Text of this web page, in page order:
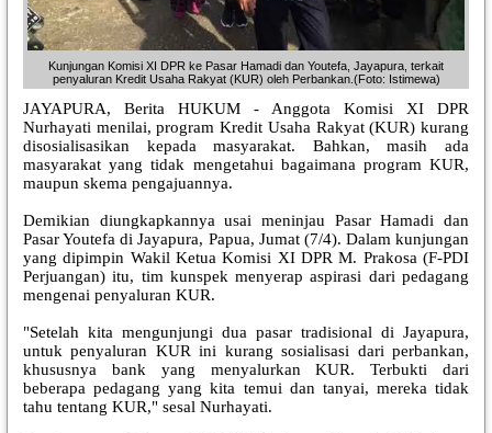
Kunjungan Komisi XI DPR ke Pasar Hamadi dan Youtefa, Jayapura, terkait
penyaluran Kredit Usaha Rakyat (KUR) oleh Perbankan.(Foto: Istimewa)
JAYAPURA, Berita HUKUM - Anggota Komisi XI DPR
Nurhayati menilai, program Kredit Usaha Rakyat (KUR) kurang
disosialisasikan kepada masyarakat. Bahkan, masih ada
masyarakat yang tidak mengetahui bagaimana program KUR,
maupun skema pengajuannya.
Demikian diungkapkannya usai meninjau Pasar Hamadi dan
Pasar Youtefa di Jayapura, Papua, Jumat (7/4). Dalam kunjungan
yang dipimpin Wakil Ketua Komisi XI DPR M. Prakosa (F-PDI
Perjuangan) itu, tim kunspek menyerap aspirasi dari pedagang
mengenai penyaluran KUR.
"Setelah kita mengunjungi dua pasar tradisional di Jayapura,
untuk penyaluran KUR ini kurang sosialisasi dari perbankan,
khususnya bank yang menyalurkan KUR. Terbukti dari
beberapa pedagang yang kita temui dan tanyai, mereka tidak
tahu tentang KUR," sesal Nurhayati.